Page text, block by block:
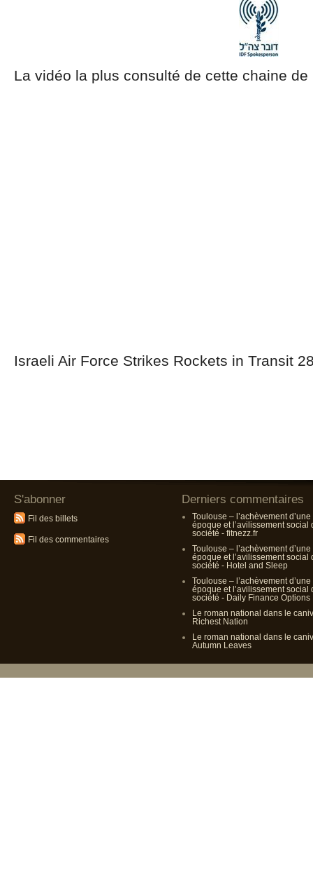
La vidéo la plus consulté de cette chaine
Israeli Air Force Strikes Rockets in Transit
S'abonner
Fil des billets
Fil des commentaires
Derniers commentaires
Toulouse – l’achèvement d’une
époque et l’avilissement social
société - fitnezz.fr
Toulouse – l’achèvement d’une
époque et l’avilissement social
société - Hotel and Sleep
Toulouse – l’achèvement d’une
époque et l’avilissement social
société - Daily Finance Options
Le roman national dans le
Richest Nation
Le roman national dans le
Autumn Leaves